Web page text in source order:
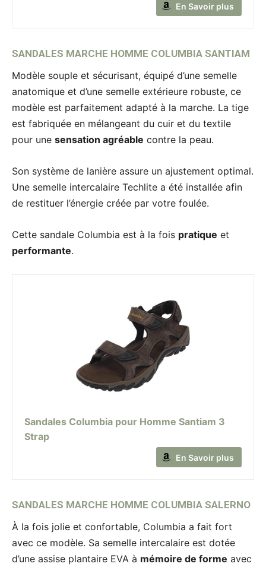
En Savoir plus
SANDALES MARCHE HOMME COLUMBIA SANTIAM
Modèle souple et sécurisant, équipé d’une semelle
anatomique et d’une semelle extérieure robuste, ce
modèle est parfaitement adapté à la marche. La tige
est fabriquée en mélangeant du cuir et du textile
pour une sensation agréable contre la peau.
Son système de lanière assure un ajustement optimal.
Une semelle intercalaire Techlite a été installée afin
de restituer l’énergie créée par votre foulée.
Cette sandale Columbia est à la fois pratique et
performante.
Sandales Columbia pour Homme Santiam 3
Strap
En Savoir plus
SANDALES MARCHE HOMME COLUMBIA SALERNO
À la fois jolie et confortable, Columbia a fait fort
avec ce modèle. Sa semelle intercalaire est dotée
d’une assise plantaire EVA à mémoire de forme avec